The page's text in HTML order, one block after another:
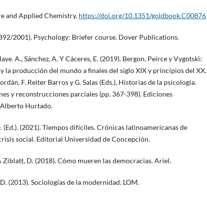
and Applied Chemistry. https://doi.org/10.1351/goldbook.C00876
2001). Psychology: Briefer course. Dover Publications.
A., Sánchez, A. Y Cáceres, E. (2019). Bergon, Peirce y Vygotski:
la producción del mundo a finales del siglo XIX y principios del XX.
F. Reiter Barros y G. Salas (Eds.), Historias de la psicología.
y reconstrucciones parciales (pp. 367-398). Ediciones
Hurtado.
(Ed.). (2021). Tiempos difíciles. Crónicas latinoamericanas de
social. Editorial Universidad de Concepción.
Ziblatt, D. (2018). Cómo mueren las democracias. Ariel.
(2013). Sociologías de la modernidad. LOM.